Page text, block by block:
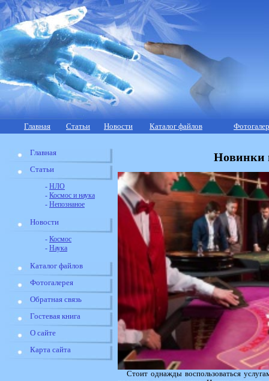
Главная Статьи Новости Каталог файлов
Главная
Статьи
- НЛО
- Космос и наука
- Непознаное
Новости
- Космос
- Наука
Каталог файлов
Фотогалерея
Обратная связь
Гостевая книга
О сайте
Карта сайта
Новинки
Стоит однажды воспользоваться